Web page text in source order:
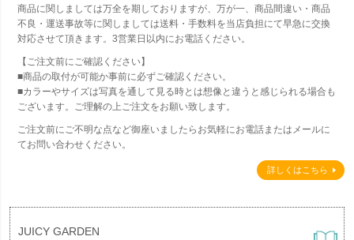
商品に関しましては万全を期しておりますが、万が一、商品間違い・商品
不良・運送事故等に関しましては送料・手数料を当店負担にて早急に交換
対応させて頂きます。3営業日以内にお電話ください。
【ご注文前にご確認ください】
■商品の取付が可能か事前に必ずご確認ください。
■カラーやサイズは写真を通して見る時とは想像と違うと感じられる場合も
ございます。ご理解の上ご注文をお願い致します。
ご注文前にご不明な点など御座いましたらお気軽にお電話またはメールに
てお問い合わせください。
詳しくはこちら
JUICY GARDEN